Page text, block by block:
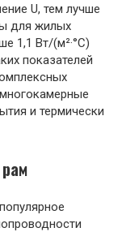
U, тем лучше
для жилых
1,1 Вт/(м²·°C)
показателей
и термически